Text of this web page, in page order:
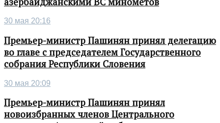
30 мая 20:16
Премьер-министр Пашинян принял делегацию
во главе с председателем Государственного
собрания Республики Словения
30 мая 20:09
Премьер-министр Пашинян принял
новоизбранных членов Центрального